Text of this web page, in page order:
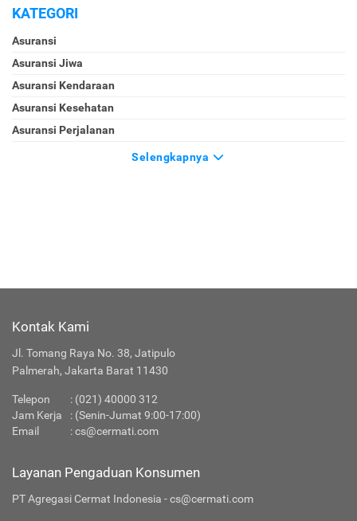
KATEGORI
Asuransi
Asuransi Jiwa
Asuransi Kendaraan
Asuransi Kesehatan
Asuransi Perjalanan
Selengkapnya
Kontak Kami
Jl. Tomang Raya No. 38, Jatipulo
Palmerah, Jakarta Barat 11430
Telepon : (021) 40000 312
Jam Kerja
: (Senin-Jumat 9:00-17:00)
Email
:cs@cermati.com
Layanan Pengaduan Konsumen
PT Agregasi Cermat Indonesia - cs@cermati.com